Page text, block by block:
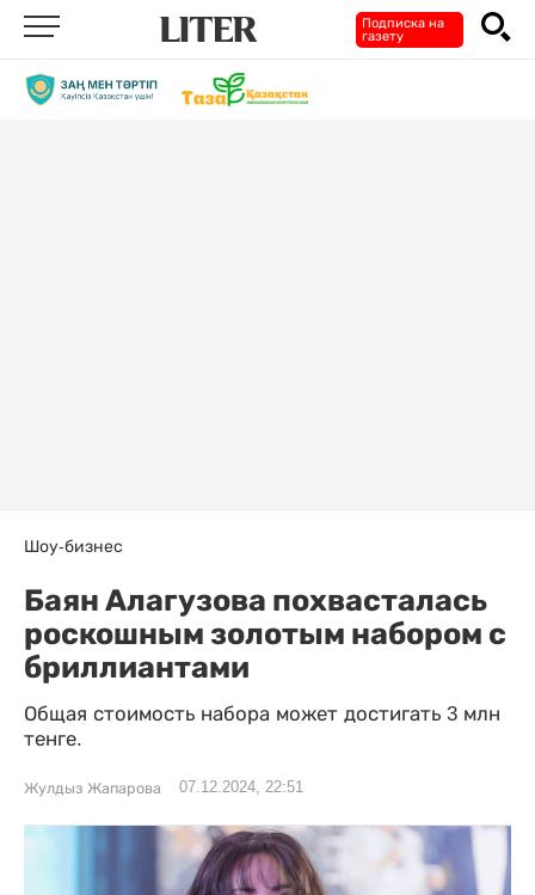
Подписка на
газету
Шоу-бизнес
Баян Алагузова похвасталась
роскошным золотым набором с
бриллиантами
Общая стоимость набора может достигать 3 млн
тенге.
Жулдыз Жапарова 07.12.2024, 22:51